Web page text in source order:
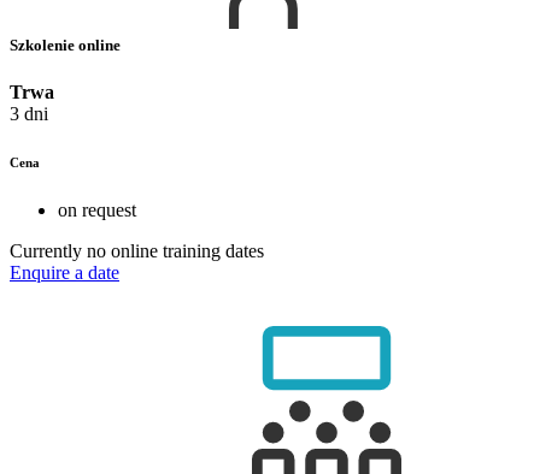
Szkolenie online
Trwa
3 dni
Cena
on request
Currently no online training dates
Enquire a date